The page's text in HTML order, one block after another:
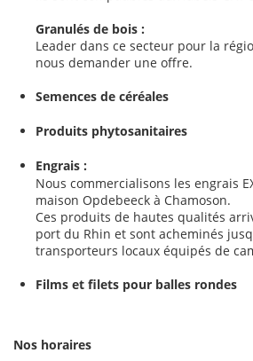
Granulés de bois :
Leader dans ce secteur pour la
nous demander une offre.
Semences de céréales
Produits phytosanitaires
Engrais :
Nous commercialisons les engrais
maison Opdebeeck à Chamoson.
Ces produits de hautes qualités
port du Rhin et sont acheminés
transporteurs locaux équipés de
Films et filets pour balles rondes
Nos horaires